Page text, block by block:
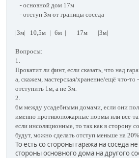
- основной дом 17м
- отступ 3м от границы соседа
|3м| 10,5м | 6м | 17м |3м|
Вопросы:
1.
Прокатит ли финт, если сказать, что над
а, скажем, мастерская/хранение/ещё что-то
отступить 1м, а не 3м.
2.
6м между усадебными домами, если они
именно противопожарные нормы или все-
если инсоляционные, то так как в сторону
будут, можно сделать отступ меньше на
То есть со стороны гаража на соседа
стороны основного дома на другого